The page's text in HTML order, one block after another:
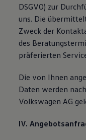
DSGVO) zur
uns. Die
Zweck der
des
präferierten
Die von Ihnen
Daten werden
Volkswagen AG
IV.